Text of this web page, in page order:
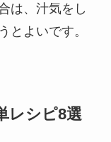
は、汁気をし
とよいです。
レシピ8選